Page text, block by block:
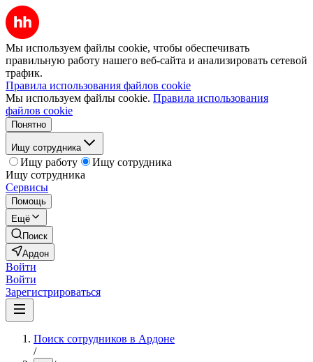
Мы используем файлы cookie, чтобы обеспечивать
правильную работу нашего веб-сайта и анализировать сетевой
трафик.
Правила использования файлов cookie
Мы используем файлы cookie. Правила использования
файлов cookie
Понятно
Ищу сотрудника
Ищу работу
Ищу сотрудника
Ищу сотрудника
Сервисы
Помощь
Ещё
Поиск
Ардон
Войти
Войти
Зарегистрироваться
Поиск сотрудников в Ардоне
/